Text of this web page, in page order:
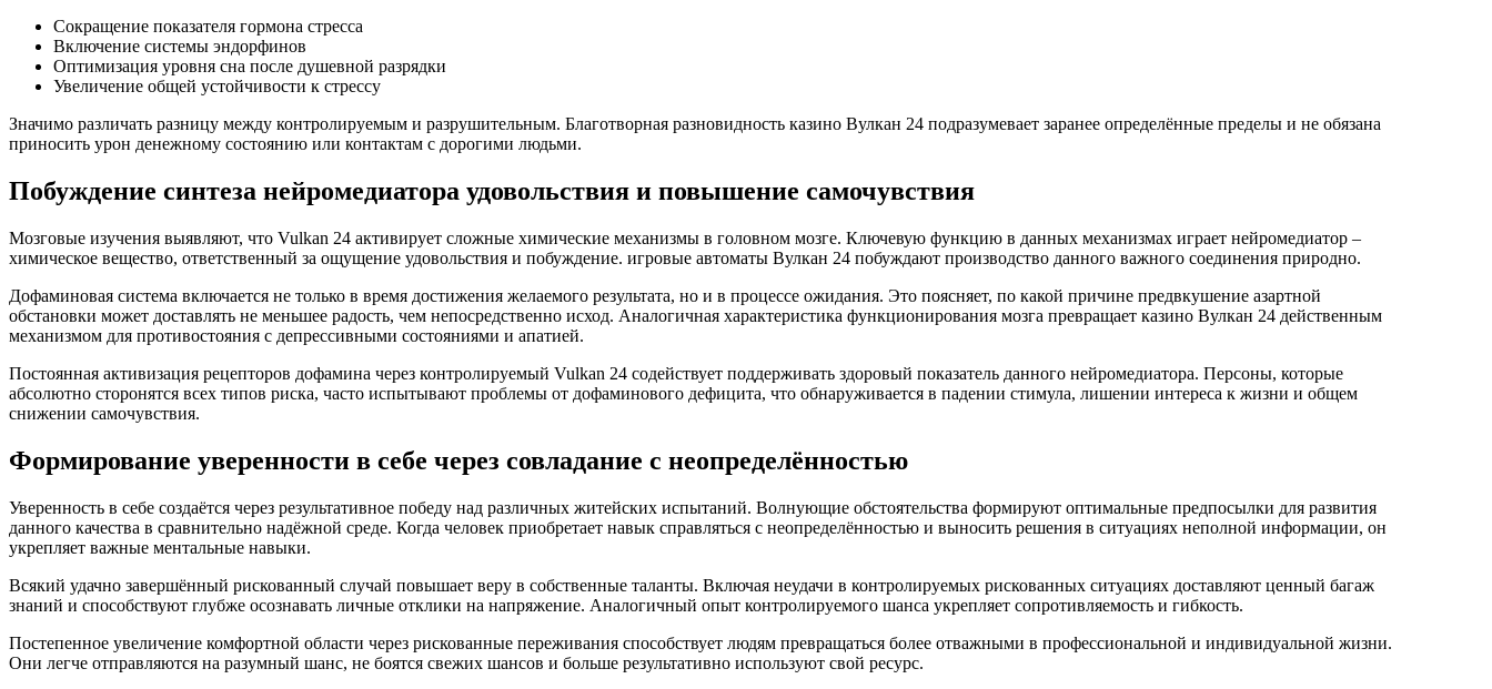
Сокращение показателя гормона стресса
Включение системы эндорфинов
Оптимизация уровня сна после душевной разрядки
Увеличение общей устойчивости к стрессу
Значимо различать разницу между контролируемым и разрушительным. Благотворная разновидность казино Вулкан 24 подразумевает заранее определённые пределы и не обязана
приносить урон денежному состоянию или контактам с дорогими людьми.
Побуждение синтеза нейромедиатора удовольствия и повышение самочувствия
Мозговые изучения выявляют, что Vulkan 24 активирует сложные химические механизмы в головном мозге. Ключевую функцию в данных механизмах играет нейромедиатор –
химическое вещество, ответственный за ощущение удовольствия и побуждение. игровые автоматы Вулкан 24 побуждают производство данного важного соединения природно.
Дофаминовая система включается не только в время достижения желаемого результата, но и в процессе ожидания. Это поясняет, по какой причине предвкушение азартной
обстановки может доставлять не меньшее радость, чем непосредственно исход. Аналогичная характеристика функционирования мозга превращает казино Вулкан 24 действенным
механизмом для противостояния с депрессивными состояниями и апатией.
Постоянная активизация рецепторов дофамина через контролируемый Vulkan 24 содействует поддерживать здоровый показатель данного нейромедиатора. Персоны, которые
абсолютно сторонятся всех типов риска, часто испытывают проблемы от дофаминового дефицита, что обнаруживается в падении стимула, лишении интереса к жизни и общем
снижении самочувствия.
Формирование уверенности в себе через совладание с неопределённостью
Уверенность в себе создаётся через результативное победу над различных житейских испытаний. Волнующие обстоятельства формируют оптимальные предпосылки для развития
данного качества в сравнительно надёжной среде. Когда человек приобретает навык справляться с неопределённостью и выносить решения в ситуациях неполной информации, он
укрепляет важные ментальные навыки.
Всякий удачно завершённый рискованный случай повышает веру в собственные таланты. Включая неудачи в контролируемых рискованных ситуациях доставляют ценный багаж
знаний и способствуют глубже осознавать личные отклики на напряжение. Аналогичный опыт контролируемого шанса укрепляет сопротивляемость и гибкость.
Постепенное увеличение комфортной области через рискованные переживания способствует людям превращаться более отважными в профессиональной и индивидуальной жизни.
Они легче отправляются на разумный шанс, не боятся свежих шансов и больше результативно используют свой ресурс.